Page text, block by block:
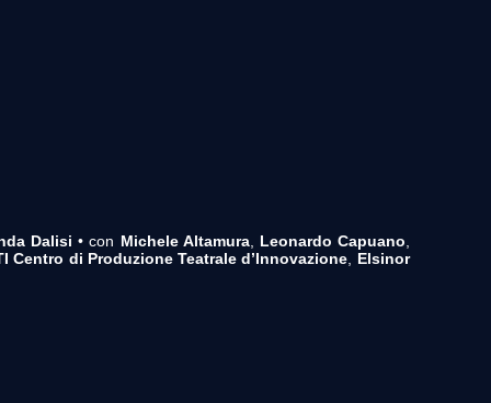
Dalisi • con Michele Altamura, Leonardo Capuano
Centro di Produzione Teatrale d’Innovazione
Elsinor